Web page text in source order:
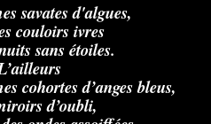
savates d'algues,
couloirs ivres
sans étoiles.
cohortes d’anges bleus,
d’oubli,